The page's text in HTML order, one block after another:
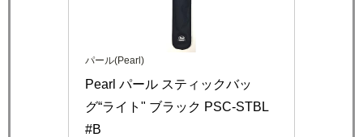
パール(Pearl)
Pearl パール スティックバッ
グ“ライト" ブラック PSC-STBL
#B